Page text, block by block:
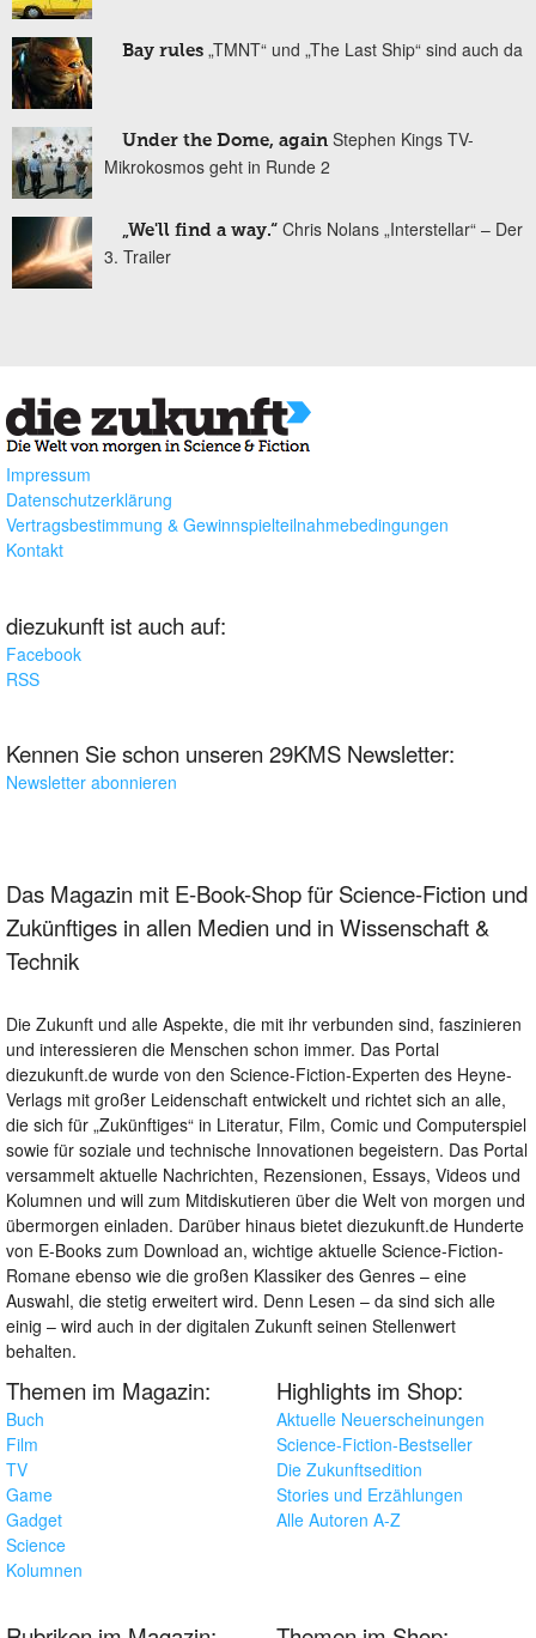
Bay rules „TMNT“ und „The Last Ship“ sind auch da
Under the Dome, again Stephen Kings TV-
Mikrokosmos geht in Runde 2
„We'll find a way.“ Chris Nolans „Interstellar“ – Der
3. Trailer
Impressum
Datenschutzerklärung
Vertragsbestimmung & Gewinnspielteilnahmebedingungen
Kontakt
diezukunft ist auch auf:
Facebook
RSS
Kennen Sie schon unseren 29KMS Newsletter:
Newsletter abonnieren
Das Magazin mit E-Book-Shop für Science-Fiction und
Zukünftiges in allen Medien und in Wissenschaft &
Technik
Die Zukunft und alle Aspekte, die mit ihr verbunden sind, faszinieren
und interessieren die Menschen schon immer. Das Portal
diezukunft.de wurde von den Science-Fiction-Experten des Heyne-
Verlags mit großer Leidenschaft entwickelt und richtet sich an alle,
die sich für „Zukünftiges“ in Literatur, Film, Comic und Computerspiel
sowie für soziale und technische Innovationen begeistern. Das Portal
versammelt aktuelle Nachrichten, Rezensionen, Essays, Videos und
Kolumnen und will zum Mitdiskutieren über die Welt von morgen und
übermorgen einladen. Darüber hinaus bietet diezukunft.de Hunderte
von E-Books zum Download an, wichtige aktuelle Science-Fiction-
Romane ebenso wie die großen Klassiker des Genres – eine
Auswahl, die stetig erweitert wird. Denn Lesen – da sind sich alle
einig – wird auch in der digitalen Zukunft seinen Stellenwert
behalten.
Themen im Magazin:
Buch
Film
TV
Game
Gadget
Science
Kolumnen
Highlights im Shop:
Aktuelle Neuerscheinungen
Science-Fiction-Bestseller
Die Zukunftsedition
Stories und Erzählungen
Alle Autoren A-Z